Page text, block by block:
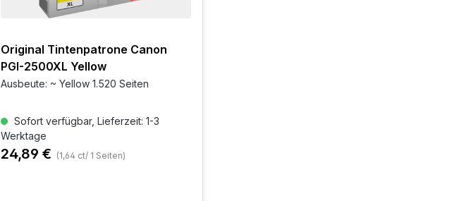
Original Tintenpatrone Canon
PGI-2500XL Yellow
Ausbeute: ~ Yellow 1.520 Seiten
Sofort verfügbar, Lieferzeit: 1-3
Werktage
24,89 € (1,64 ct/ 1 Seiten)